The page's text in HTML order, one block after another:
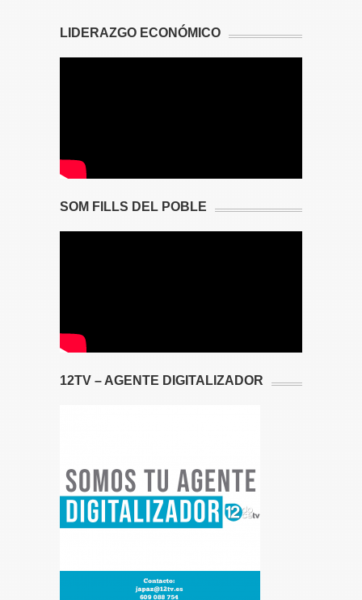
LIDERAZGO ECONÓMICO
SOM FILLS DEL POBLE
12TV – AGENTE DIGITALIZADOR